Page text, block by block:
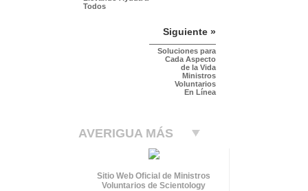
Todos
Siguiente »
Soluciones para
Cada Aspecto
de la Vida
Ministros
Voluntarios
En Línea
AVERIGUA MÁS
Sitio Web Oficial de Ministros
Voluntarios de Scientology